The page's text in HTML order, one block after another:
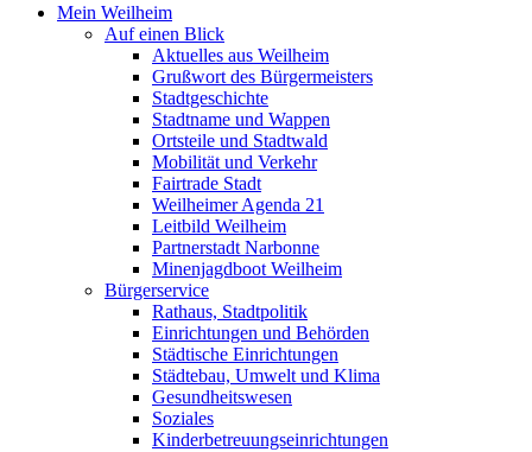
Mein Weilheim
Auf einen Blick
Aktuelles aus Weilheim
Grußwort des Bürgermeisters
Stadtgeschichte
Stadtname und Wappen
Ortsteile und Stadtwald
Mobilität und Verkehr
Fairtrade Stadt
Weilheimer Agenda 21
Leitbild Weilheim
Partnerstadt Narbonne
Minenjagdboot Weilheim
Bürgerservice
Rathaus, Stadtpolitik
Einrichtungen und Behörden
Städtische Einrichtungen
Städtebau, Umwelt und Klima
Gesundheitswesen
Soziales
Kinderbetreuungseinrichtungen